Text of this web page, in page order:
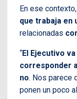
En ese contexto,
que trabaja en
relacionadas
“El Ejecutivo
corresponder
no. Nos parece
ponen un poco